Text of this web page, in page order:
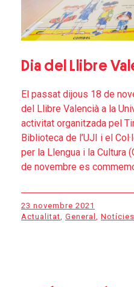
Dia del Llibre
El passat dijous 18 de
del Llibre Valencià a la
activitat organitzada pel
Biblioteca de l’UJI i el
per la Llengua i la Cultura
de novembre es
23 novembre 2021
Actualitat, General , Notícies